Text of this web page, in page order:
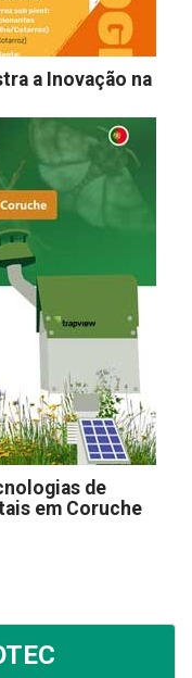
a Inovação na
de
em Coruche